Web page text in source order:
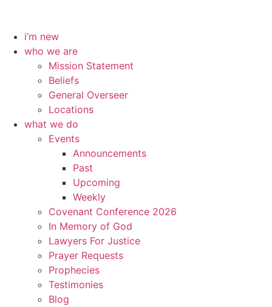
i’m new
who we are
Mission Statement
Beliefs
General Overseer
Locations
what we do
Events
Announcements
Past
Upcoming
Weekly
Covenant Conference 2026
In Memory of God
Lawyers For Justice
Prayer Requests
Prophecies
Testimonies
Blog